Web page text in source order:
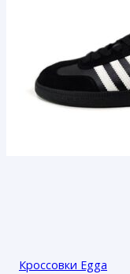
Кроссовки Egga